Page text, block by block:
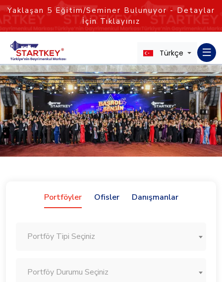
Yaklaşan 5 Eğitim/Seminer Bulunuyor - Detaylar
İçin Tıklayınız
Türkçe
Portföyler Ofisler Danışmanlar
Portföy Tipi Seçiniz
Portföy Durumu Seçiniz